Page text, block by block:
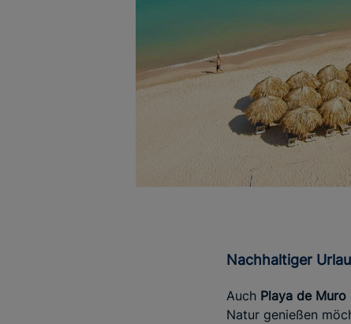
Nachhaltiger
Auch Playa de
Natur genießen